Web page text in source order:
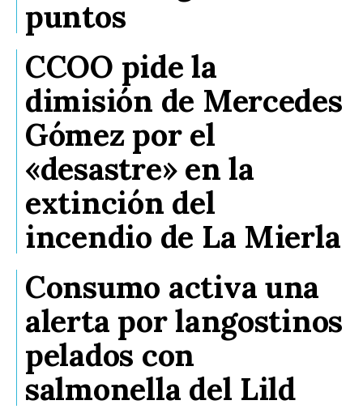
puntos
CCOO pide la
dimisión de Mercedes
Gómez por el
«desastre» en la
extinción del
incendio de La Mierla
Consumo activa una
alerta por langostinos
pelados con
salmonella del Lild